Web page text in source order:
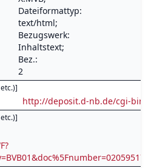
Dateiformattyp:
text/html;
Bezugswerk:
Inhaltstext;
Bez.:
2
]
http://deposit.d-nb.de/cgi-bin/
]